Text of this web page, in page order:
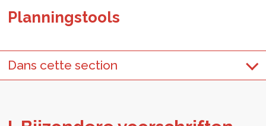
Plan­ningstools
Dans cette section